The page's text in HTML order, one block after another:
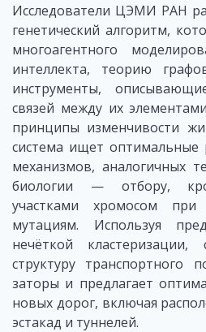
Исследователи ЦЭМИ РАН
генетический алгоритм,
многоагентного
интеллекта, теорию
инструменты,
связей между их
принципы изменчивости
система ищет оптимальные
механизмов, аналогичных
биологии — отбору,
участками хромосом
мутациям. Используя
нечёткой кластеризации,
структуру транспортного
заторы и предлагает
новых дорог, включая
эстакад и туннелей.